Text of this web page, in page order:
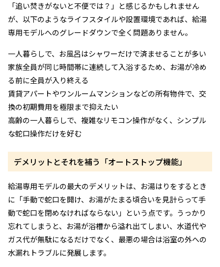
「追い焚きがないと不便では？」と感じるかもしれません
が、以下のようなライフスタイルや設置環境であれば、給湯
専用モデルへのグレードダウンで全く問題ありません。
一人暮らしで、お風呂はシャワーだけで済ませることが多い
家族全員が同じ時間帯に連続して入浴するため、お湯が冷め
る前に全員が入り終える
賃貸アパートやワンルームマンションなどの所有物件で、交
換の初期費用を極限まで抑えたい
高齢の一人暮らしで、複雑なリモコン操作がなく、シンプル
な蛇口操作だけを好む
デメリットとそれを補う「オートストップ機能」
給湯専用モデルの最大のデメリットは、お湯はりをするとき
に「手動で蛇口を開け、お湯がたまる頃合いを見計らって手
動で蛇口を閉めなければならない」という点です。うっかり
忘れてしまうと、お湯が浴槽から溢れ出てしまい、水道代や
ガス代が無駄になるだけでなく、最悪の場合は浴室の外への
水漏れトラブルに発展します。